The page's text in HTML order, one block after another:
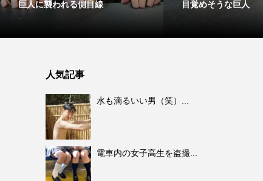
巨人に襲われる側目線 目覚めそうな巨人
人気記事
水も滴るいい男（笑）...
電車内の女子高生を盗撮...